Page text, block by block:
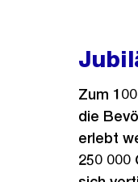
Zum
die
erlebt
250